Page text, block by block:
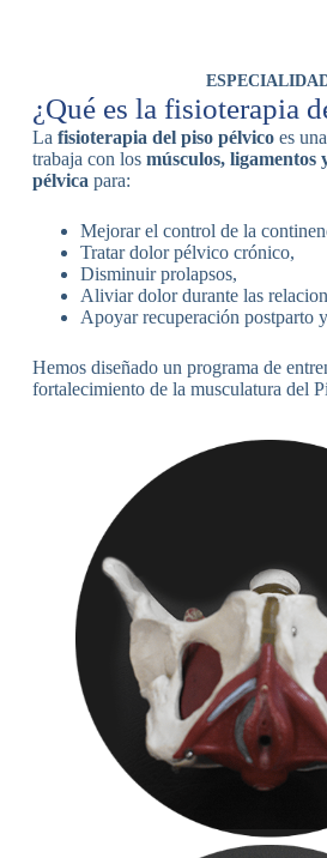
¿Qué es la fisioterapia
La fisioterapia del piso pélvicoes
trabaja con los músculos, ligamentos
pélvica para:
Mejorar el control de la
Tratar dolor pélvico crónico,
Disminuir prolapsos,
Aliviar dolor durante las
Apoyar recuperación postparto
Hemos diseñado un programa de
fortalecimiento de la musculatura del